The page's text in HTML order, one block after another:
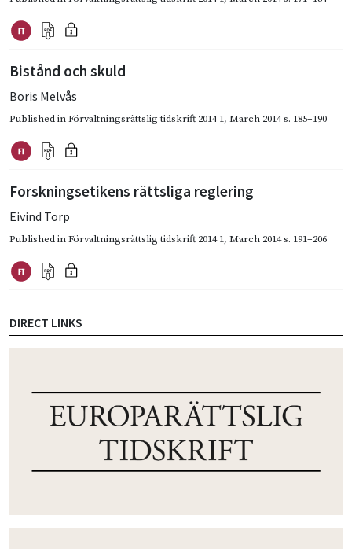
Bistånd och skuld
Boris Melvås
Published inFörvaltningsrättslig tidskrift 2014 1, March 2014s. 185–190
Forskningsetikens rättsliga reglering
Eivind Torp
Published inFörvaltningsrättslig tidskrift 2014 1, March 2014s. 191–206
DIRECT LINKS